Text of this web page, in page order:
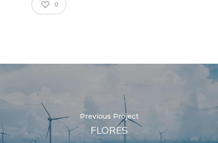
0
Previous Project
FLORES